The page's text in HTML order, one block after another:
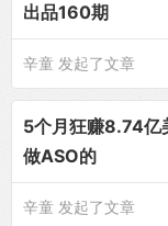
出品160期
辛童 发起了文章
5个月狂赚8.74亿
做ASO的
辛童 发起了文章